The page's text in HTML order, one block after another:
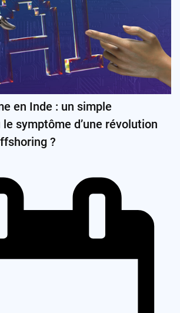
en Inde : un simple
symptôme d’une révolution
?